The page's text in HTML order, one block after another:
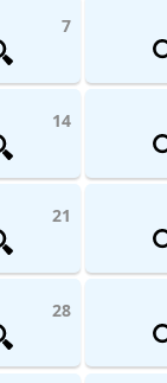
7
14
21
28